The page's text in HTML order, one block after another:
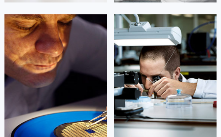
凯罗尔·切尔西
资深宝玑技师
是宝玑售后服务中心
(宝玑保养维修中心)
的高级技师之一
Beijing Breguet Maintain center
北京宝玑维修
达芙妮·克劳迪娅
资深宝玑技师
是宝玑售后服务中心
(宝玑保养维修中心)
的高级技师之一
Shanghai Breguet Maintain center
 上海宝玑维修